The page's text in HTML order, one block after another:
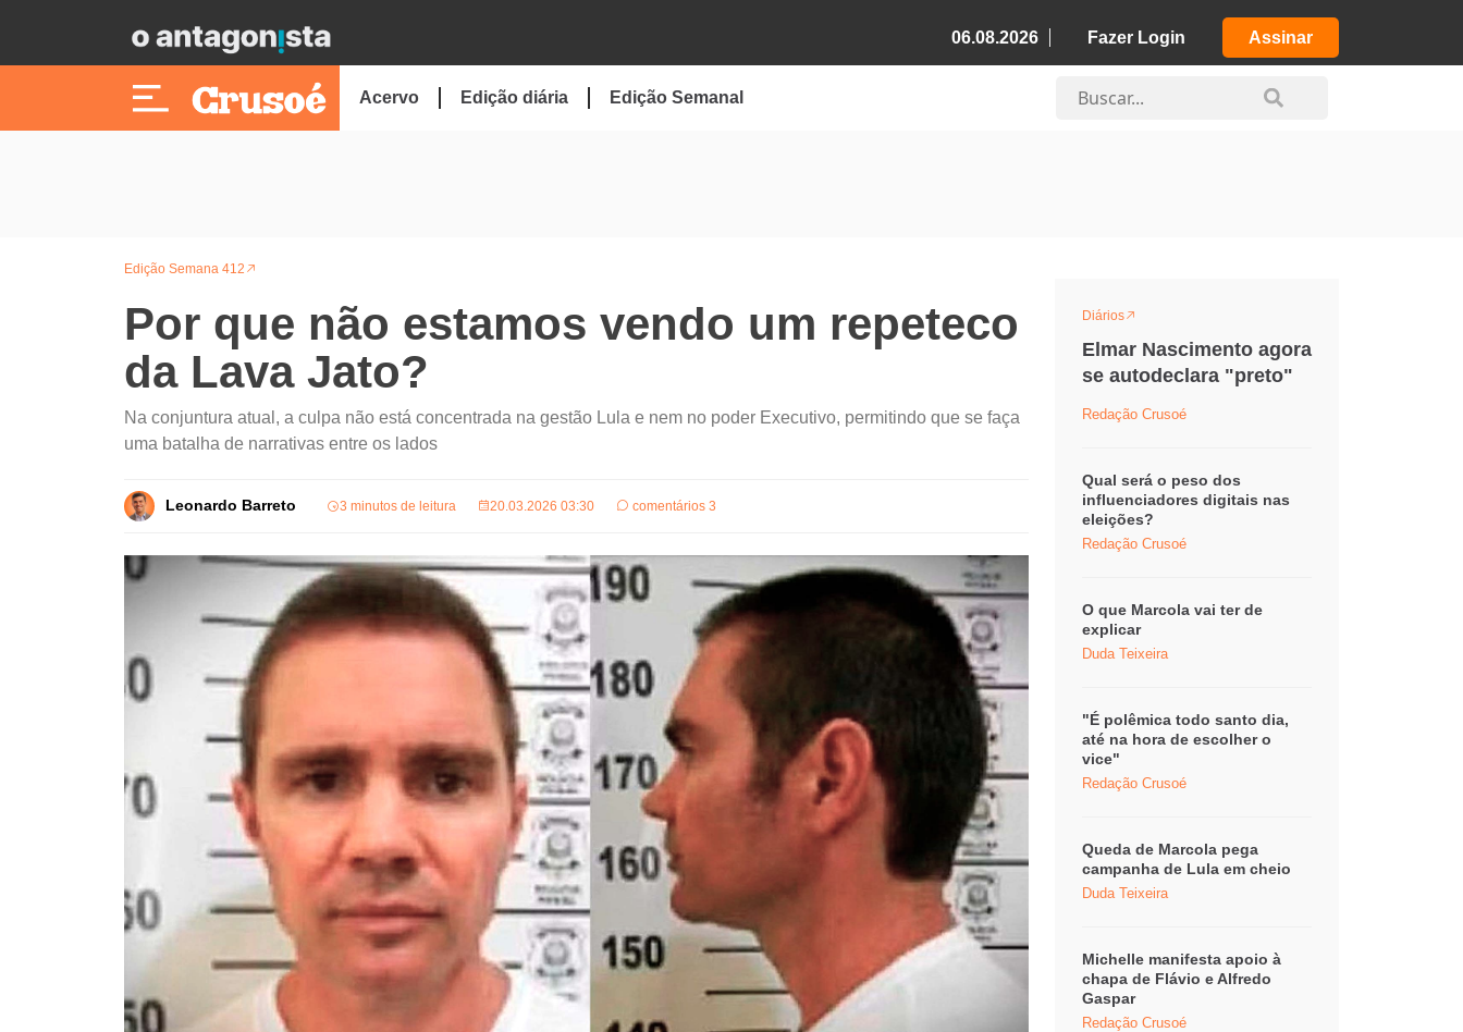
06.08.2026 Fazer Login Assinar
Acervo Edição diária Edição Semanal
Edição Semana 412
Por que não estamos vendo um repeteco
da Lava Jato?
Na conjuntura atual, a culpa não está concentrada na gestão Lula e nem no poder Executivo, permitindo que se faça
uma batalha de narrativas entre os lados
Leonardo Barreto 3 minutos de leitura 20.03.2026 03:30 comentários 3
Diários
Elmar Nascimento agora
se autodeclara "preto"
Redação Crusoé
Qual será o peso dos
influenciadores digitais nas
eleições?
Redação Crusoé
O que Marcola vai ter de
explicar
Duda Teixeira
"É polêmica todo santo dia,
até na hora de escolher o
vice"
Redação Crusoé
Queda de Marcola pega
campanha de Lula em cheio
Duda Teixeira
Michelle manifesta apoio à
chapa de Flávio e Alfredo
Gaspar
Redação Crusoé